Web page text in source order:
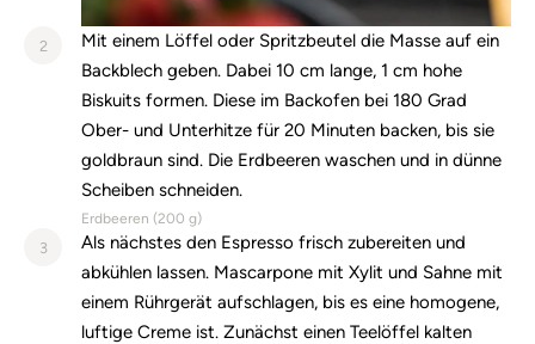
2
Mit einem Löffel oder Spritzbeutel die Masse auf ein
Backblech geben. Dabei 10 cm lange, 1 cm hohe
Biskuits formen. Diese im Backofen bei 180 Grad
Ober- und Unterhitze für 20 Minuten backen, bis sie
goldbraun sind. Die Erdbeeren waschen und in dünne
Scheiben schneiden.
Erdbeeren (200 g)
3
Als nächstes den Espresso frisch zubereiten und
abkühlen lassen. Mascarpone mit Xylit und Sahne mit
einem Rührgerät aufschlagen, bis es eine homogene,
luftige Creme ist. Zunächst einen Teelöffel kalten